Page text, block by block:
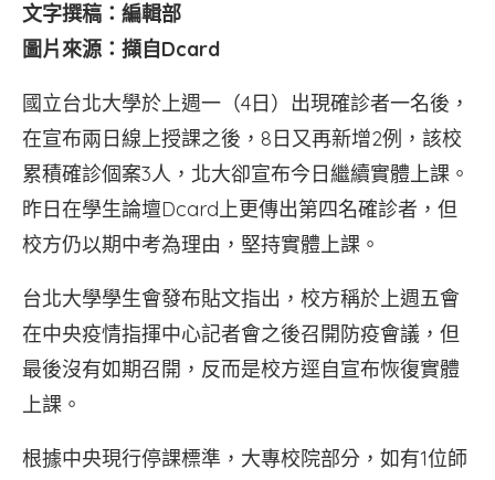
文字撰稿：編輯部
圖片來源：擷自Dcard
國立台北大學於上週一（4日）出現確診者一名後，
在宣布兩日線上授課之後，8日又再新增2例，該校
累積確診個案3人，北大卻宣布今日繼續實體上課。
昨日在學生論壇Dcard上更傳出第四名確診者，但
校方仍以期中考為理由，堅持實體上課。
台北大學學生會發布貼文指出，校方稱於上週五會
在中央疫情指揮中心記者會之後召開防疫會議，但
最後沒有如期召開，反而是校方逕自宣布恢復實體
上課。
根據中央現行停課標準，大專校院部分，如有1位師